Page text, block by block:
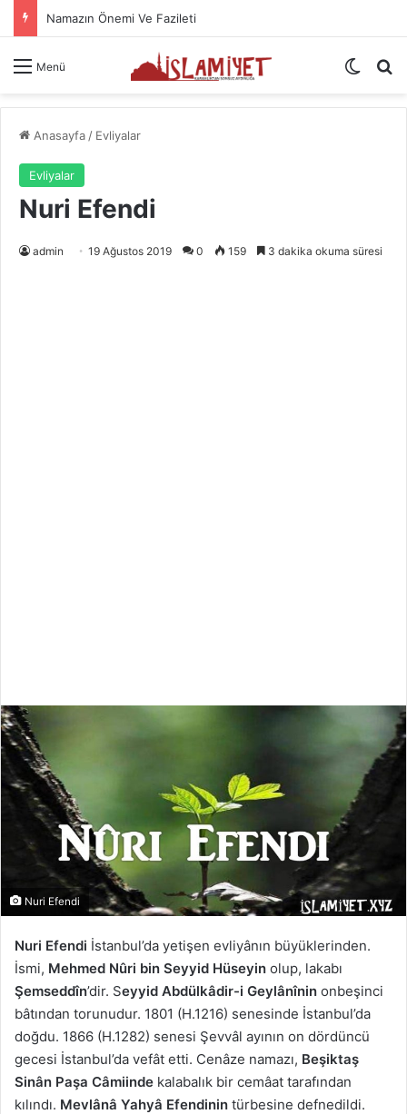
Hastaya Şifa İçin Okunacak Dualar
Menü Dış
Anasayfa/ Evliyalar
Evliyalar
Nuri Efendi
admin 19 Ağustos 2019 0 159 3 dakika okuma süresi
Nuri Efendi
Nuri Efendi İstanbul’da yetişen evliyânın büyüklerinden.
İsmi, Mehmed Nûri bin Seyyid Hüseyin olup, lakabı
Şemseddîn’dir. Seyyid Abdülkâdir-i Geylânînin onbeşinci
bâtından torunudur. 1801 (H.1216) senesinde İstanbul’da
doğdu. 1866 (H.1282) senesi Şevvâl ayının on dördüncü
gecesi İstanbul’da vefât etti. Cenâze namazı, Beşiktaş
Sinân Paşa Câmiinde kalabalık bir cemâat tarafından
kılındı. Mevlânâ Yahyâ Efendinin türbesine defnedildi.